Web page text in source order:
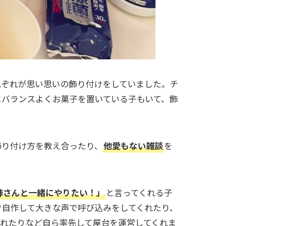
れが思い思いの飾り付けをしていました。チ
ランスよくお菓子を置いている子もいて、飾
付け方を教え合ったり、 他愛もない雑談を
んと一緒にやりたい！」 と言ってくれる子
して大きな声で呼び込みをしてくれたり、
たりなど自ら率先して屋台を運営してくれま